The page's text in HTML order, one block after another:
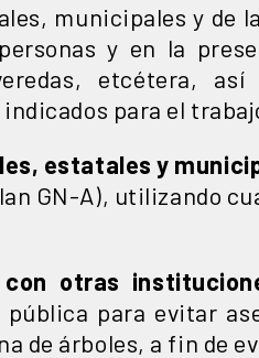
municipales y de
y en la
etcétera,
para el
estatales y
GN-A), utilizando
con otras
para evitar
de árboles, a fin de